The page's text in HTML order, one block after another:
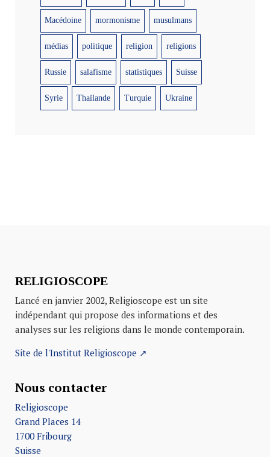
Macédoine mormonisme musulmans
médias politique religion religions
Russie salafisme statistiques Suisse
Syrie Thaïlande Turquie Ukraine
RELIGIOSCOPE
Lancé en janvier 2002, Religioscope est un site
indépendant qui propose des informations et des
analyses sur les religions dans le monde contemporain.
Site de l'Institut Religioscope ↗
Nous contacter
Religioscope
Grand Places 14
1700 Fribourg
Suisse